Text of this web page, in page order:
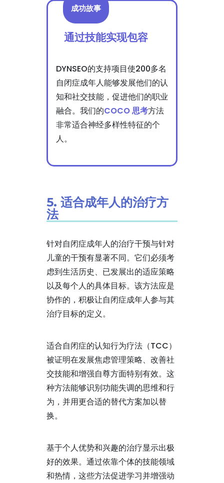
成功故事
通过技能实现包容
DYNSEO的支持项目使200多名
自闭症成年人能够发展他们的认
知和社交技能，促进他们的职业
融合。我们的COCO 思考方法
非常适合神经多样性特征的个
人。
5. 适合成年人的治疗方
法
针对自闭症成年人的治疗干预与针对
儿童的干预有显著不同。它们必须考
虑到生活历史、已发展出的适应策略
以及每个人的具体目标。该方法应是
协作的，积极让自闭症成年人参与其
治疗目标的定义。
适合自闭症的认知行为疗法（TCC）
被证明在发展焦虑管理策略、改善社
交技能和增强自尊方面特别有效。这
种方法能够识别功能失调的思维和行
为，并用更合适的替代方案加以替
换。
基于个人优势和兴趣的治疗显示出极
好的效果。通过依靠个体的技能领域
和热情，这些方法促进学习并增强动